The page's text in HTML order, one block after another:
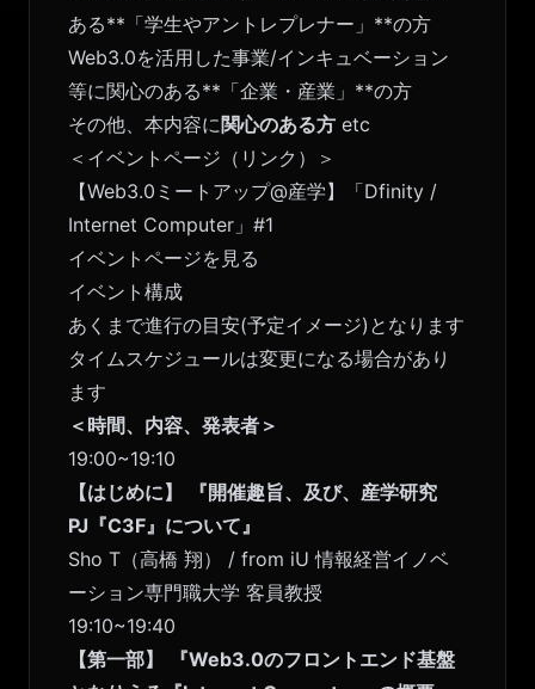
ある**「学生やアントレプレナー」**の方
Web3.0を活用した事業/インキュベーション
等に関心のある**「企業・産業」**の方
その他、本内容に関心のある方 etc
＜イベントページ（リンク）＞
【Web3.0ミートアップ@産学】「Dfinity /
Internet Computer」#1
イベントページを見る
イベント構成
あくまで進行の目安(予定イメージ)となります
タイムスケジュールは変更になる場合があり
ます
＜時間、内容、発表者＞
19:00~19:10
【はじめに】
『開催趣旨、及び、産学研究
PJ『C3F』について』
Sho T（高橋 翔） / from iU 情報経営イノベ
ーション専門職大学 客員教授
19:10~19:40
【第一部】
『Web3.0のフロントエンド基盤